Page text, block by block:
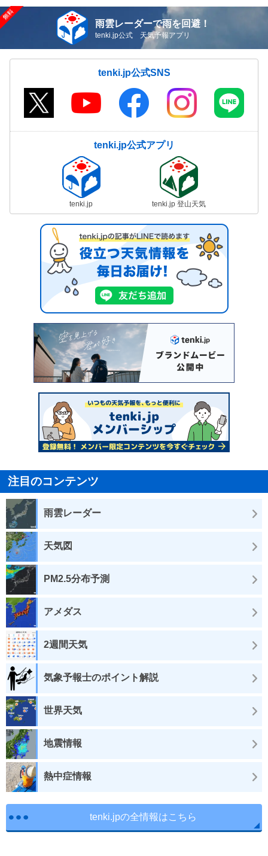
雨雲レーダーで雨を回避！
tenki.jp公式 天気予報アプリ
tenki.jp公式SNS
tenki.jp公式アプリ
tenki.jp tenki.jp 登山天気
注目のコンテンツ
雨雲レーダー
天気図
PM2.5分布予測
アメダス
2週間天気
気象予報士のポイント解説
世界天気
地震情報
熱中症情報
tenki.jpの全情報はこちら